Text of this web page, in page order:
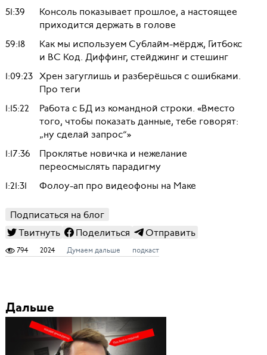
51:39
Консоль показывает прошлое, а настоящее
приходится держать в голове
59:18
Как мы используем Сублайм-мёрдж, Гитбокс
и ВС Код. Диффинг, стейджинг и стешинг
1:09:23 Хрен загуглишь и разберёшься с ошибками.
Про теги
1:15:22
Работа с БД из командной строки. «Вместо
того, чтобы показать данные, тебе говорят:
„ну сделай запрос“»
1:17:36
Проклятье новичка и нежелание
переосмыслять парадигму
1:21:31
Фолоу-ап про видеофоны на Маке
Подписаться на блог
Твитнуть
Поделиться Отправить
794 2024 Думаем дальше подкаст
Дальше